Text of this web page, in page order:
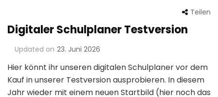
Teilen
Digitaler Schulplaner Testversion
Updated on 23. Juni 2026
Hier könnt ihr unseren digitalen Schulplaner vor dem
Kauf in unserer Testversion ausprobieren. In diesem
Jahr wieder mit einem neuen Startbild (hier noch das